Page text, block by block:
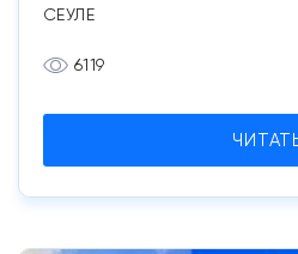
СЕУЛЕ
6119